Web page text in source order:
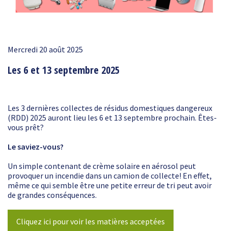
Mercredi 20 août 2025
Les 6 et 13 septembre 2025
Les 3 dernières collectes de résidus domestiques dangereux
(RDD) 2025 auront lieu les 6 et 13 septembre prochain. Êtes-
vous prêt?
Le saviez-vous?
Un simple contenant de crème solaire en aérosol peut
provoquer un incendie dans un camion de collecte! En effet,
même ce qui semble être une petite erreur de tri peut avoir
de grandes conséquences.
Cliquez ici pour voir les matières acceptées